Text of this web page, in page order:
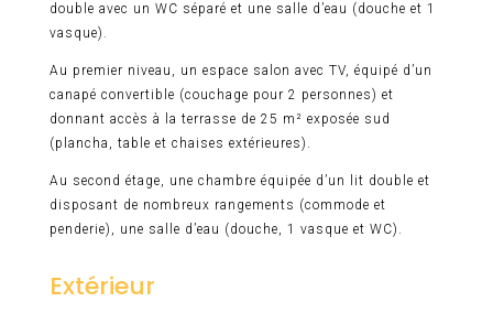
double avec un WC séparé et une salle d’eau (douche et 1
vasque).
Au premier niveau, un espace salon avec TV, équipé d’un
canapé convertible (couchage pour 2 personnes) et
donnant accès à la terrasse de 25 m² exposée sud
(plancha, table et chaises extérieures).
Au second étage, une chambre équipée d’un lit double et
disposant de nombreux rangements (commode et
penderie), une salle d’eau (douche, 1 vasque et WC).
Extérieur